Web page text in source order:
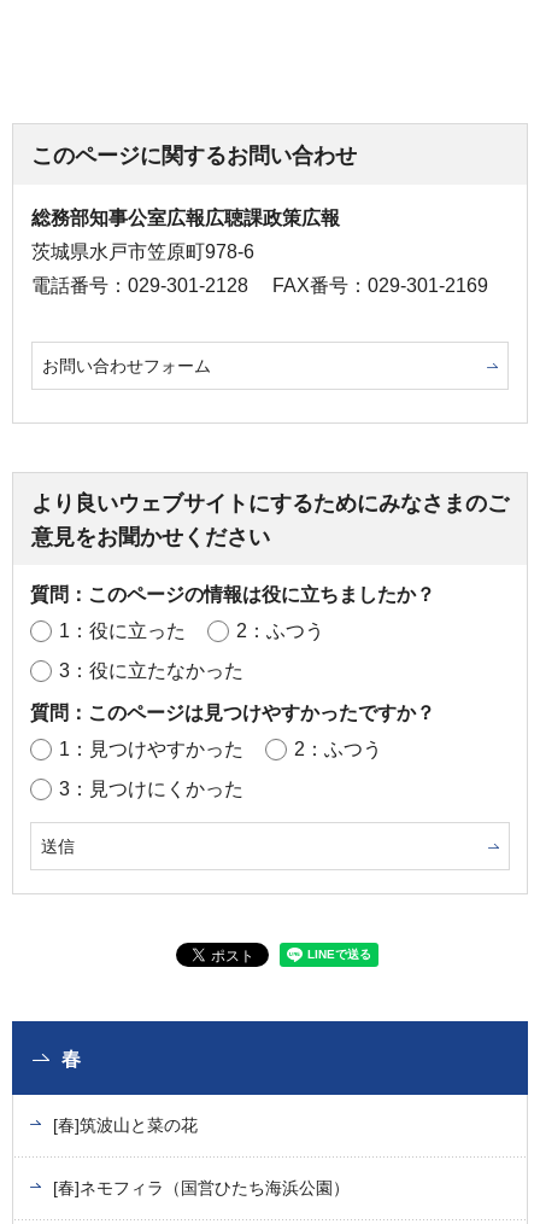
このページに関するお問い合わせ
総務部知事公室広報広聴課政策広報
茨城県水戸市笠原町978-6
電話番号：029-301-2128
FAX番号：029-301-2169
お問い合わせフォーム
より良いウェブサイトにするためにみなさまのご
意見をお聞かせください
質問：このページの情報は役に立ちましたか？
1：役に立った
2：ふつう
3：役に立たなかった
質問：このページは見つけやすかったですか？
1：見つけやすかった
2：ふつう
3：見つけにくかった
春
[春]筑波山と菜の花
[春]ネモフィラ（国営ひたち海浜公園）